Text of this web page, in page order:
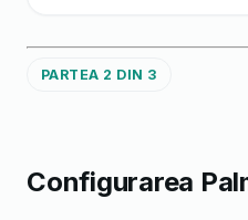
PARTEA 2 DIN 3
Configurarea